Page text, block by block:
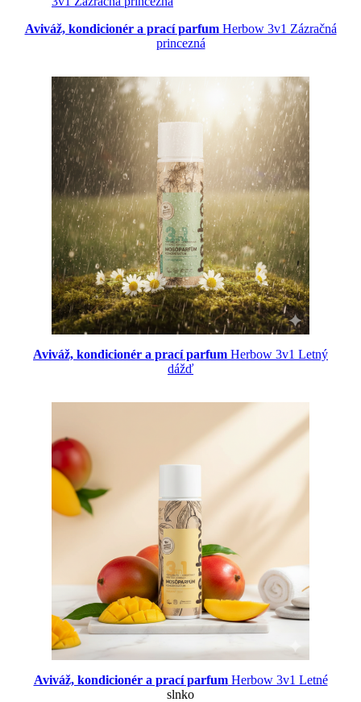
Aviváž, kondicionér a prací parfumHerbow 3v1 Zázračná
princezná
Aviváž, kondicionér a prací parfum Herbow 3v1 Letný
dážď
Aviváž, kondicionér a prací parfumHerbow 3v1 Letné
slnko